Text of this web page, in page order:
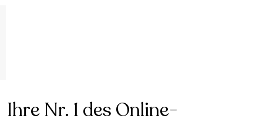
Ihre Nr. 1 des Online-